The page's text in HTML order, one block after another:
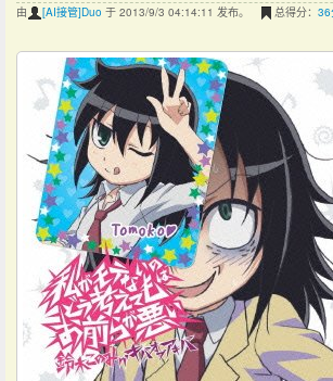
由 [AI接管]Duo 于 2013/9/3 04:14:11 发布。 总得分： 36